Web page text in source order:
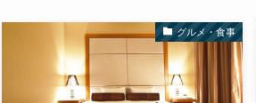
グルメ・食事